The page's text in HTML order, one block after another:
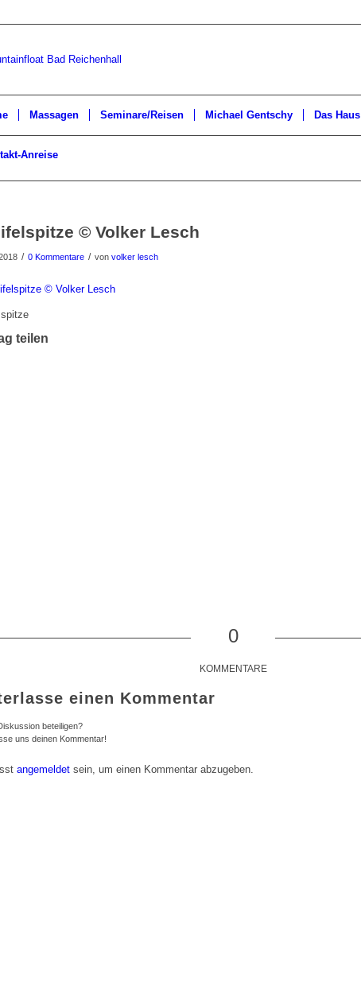
Massagen Seminare/Reisen Michael Gentschy Das Haus
Anreise
© Volker Lesch
/ 0 Kommentare / von volker lesch
teilen
0
KOMMENTARE
einen Kommentar
beteiligen?
uns deinen Kommentar!
angemeldet sein, um einen Kommentar abzugeben.